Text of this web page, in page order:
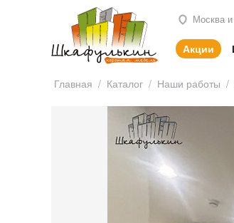
Москва
Акции
Главная / Каталог / Наши работы /